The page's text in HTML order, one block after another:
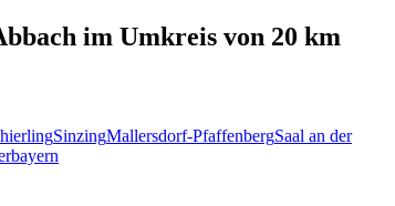
im Umkreis von 20 km
SinzingMallersdorf-PfaffenbergSaal an der